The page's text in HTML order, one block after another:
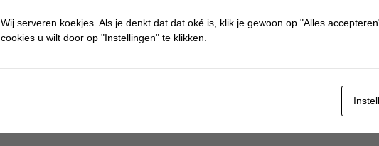
Wij serveren koekjes. Als je denkt dat dat oké is, klik je gewoon op "Alles
cookies u wilt door op "Instellingen" te klikken.